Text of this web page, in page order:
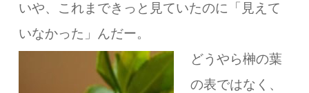
いや、これまできっと見ていたのに「見えて
いなかった」んだー。
どうやら榊の葉
の表ではなく、